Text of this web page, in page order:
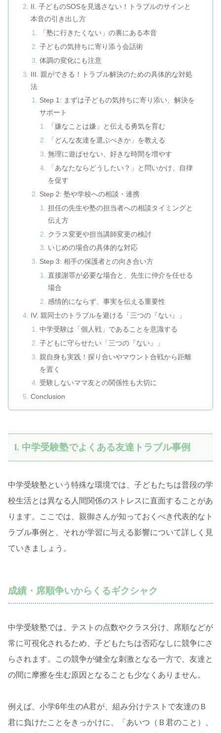
II. 子どものSOSを見逃さない！トラブルのサインと
本音の引き出し方
「塾に行きたくない」の裏にある本音
子どもの気持ちに寄り添う会話術
体調の変化にも注意
III. 親ができる！トラブル解決のための具体的な対処
法
Step 1: まずは子どもの気持ちに寄り添い、解決を
サポート
「嫌なことは嫌」と伝える勇気を育む
「どんな友達を選ぶべきか」を教える
無理に遊ばせない、好きな時間を増やす
「あなたならどうしたい？」と問いかけ、自律
を促す
Step 2: 塾や学校への相談・連携
担任の先生や塾の担当者への相談タイミングと
伝え方
クラス変更や担当講師変更の検討
いじめの場合の具体的な対応
Step 3: 相手の保護者との向き合い方
直接謝罪が必要な場合と、先生に仲介を任せる
場合
感情的にならず、事実を伝える重要性
IV. 親同士のトラブルを避ける「三つの『ない』」
中学受験は「個人戦」であることを意識する
子どもに守らせたい「三つの『ない』」
親自身も実践！探り合いやマウント合戦から距離
を置く
受験しないママ友との関係性も大切に
Conclusion
I. 中学受験塾でよくある友達トラブル事例
中学受験塾という特殊な環境では、子どもたちは普段の学
校生活とは異なる人間関係のストレスに直面することがあ
ります。ここでは、親御さんが知っておくべき代表的なト
ラブル事例と、それが学習に与える影響について詳しく見
ていきましょう。
成績・席順争いからくるギクシャク
中学受験塾では、テストの点数やクラス分け、席順などが
常に可視化されるため、子どもたちは否応なしに競争にさ
らされます。この競争が健全な刺激となる一方で、友達と
の間に摩擦を生む原因となることも少なくありません。
例えば、小学6年生のA君が、組み分けテストで友達のＢ
君に負けたことをきっかけに、「あいつ（Ｂ君のこと）、